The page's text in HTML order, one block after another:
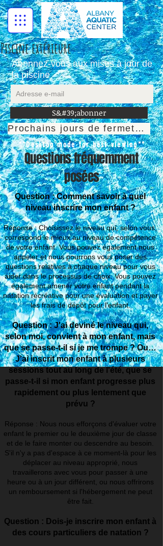
Abonnez-vous aux mises à jour de
la piscine
S&#39;abonner
Prochains jours de fermeture
Piscine extérieure
**Desktop mode for best viewing**
Questions fréquemment
posées
Question : Comment savoir à quel
niveau inscrire mon enfant ?
Réponse : Choisissez le niveau qui, selon vous,
correspond le mieux au niveau de compétence
de votre enfant. Vous pouvez également nous
appeler et nous pourrons vous poser des
questions relatives à chaque niveau pour vous
aider dans le processus de choix. Vous pouvez
également amener votre enfant pendant la
natation récréative pour une évaluation et payer
les frais de dépôt pour l'enfant.
Question : J'ai deviné le niveau qui,
selon moi, convient à mon enfant, mais
que se passe-t-il si je me trompe ? Ou…
J'ai inscrit mon enfant à plusieurs
sessions tout au long de l'été, que se
passe-t-il si mon enfant progresse plus
rapidement ou plus lentement que
prévu ?
Réponse : Nous nous efforçons d'évaluer votre
enfant le premier ou le deuxième jour de classe
et de le faire monter ou descendre au besoin.
S'il n'y a pas d'espace à ce moment-là pour les
déplacer au niveau approprié, nous
travaillerons avec vous pour passer à une
heure ou à un jour différent, ou nous offrirons
un remboursement si l'hébergement ne peut
être fait.
Question : Dois-je inscrire mon enfant à
des cours particuliers de natation ?